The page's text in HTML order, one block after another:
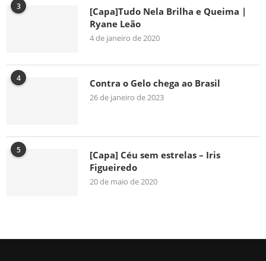
3
[Capa]Tudo Nela Brilha e Queima |
Ryane Leão
4 de janeiro de 2020
4 Contra o Gelo chega ao Brasil
26 de janeiro de 2023
5
[Capa] Céu sem estrelas – Iris
Figueiredo
20 de maio de 2020